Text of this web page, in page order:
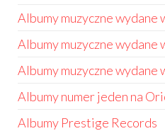
Albumy muzyczne wydane
Albumy muzyczne wydane
Albumy muzyczne wydane
Albumy numer jeden na
Albumy Prestige Records